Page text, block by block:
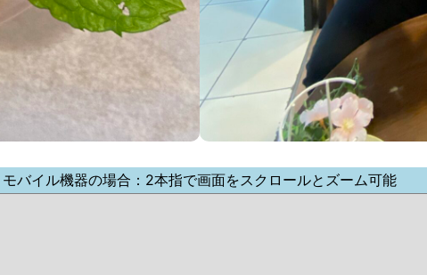
モバイル機器の場合：2本指で画面をスクロールとズーム可能